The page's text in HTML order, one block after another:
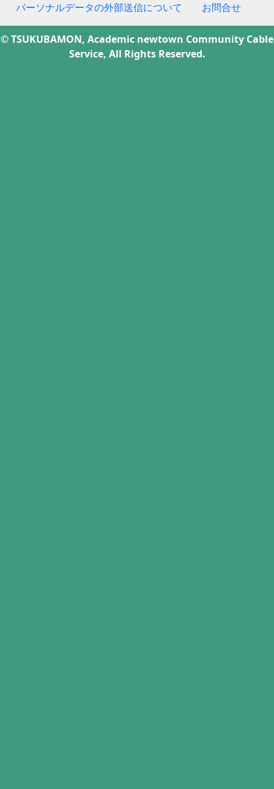
パーソナルデータの外部送信について
お問合せ
© TSUKUBAMON, Academic newtown Community Cable
Service, All Rights Reserved.